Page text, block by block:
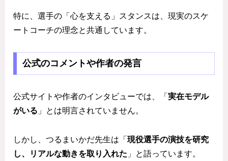
特に、選手の「心を支える」スタンスは、現実のスケ
ートコーチの理念と共通しています。
公式のコメントや作者の発言
公式サイトや作者のインタビューでは、「 実在モデル
がいる 」とは明言されていません。
しかし、つるまいかだ先生は「 現役選手の演技を研究
し、リアルな動きを取り入れた 」と語っています。